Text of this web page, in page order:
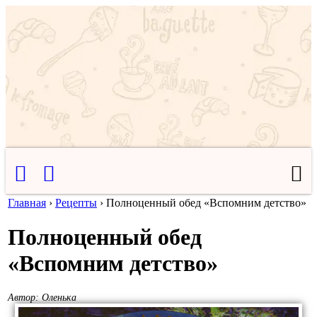
Главная › Рецепты › Полноценный обед «Вспомним детство»
Полноценный обед
«Вспомним детство»
Автор: Оленька